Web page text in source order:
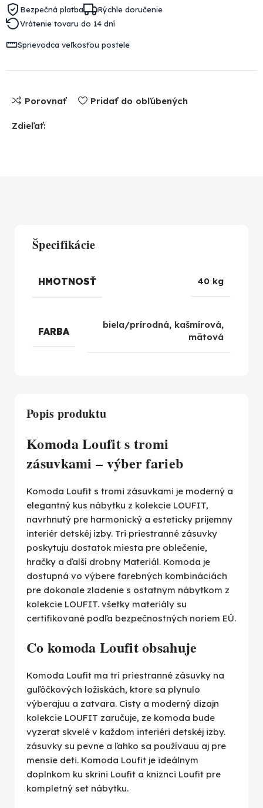
Bezpečná platba
Rýchle doručenie
Vrátenie tovaru do 14 dní
Sprievodca veľkosťou postele
Porovnať Pridať do obľúbených
Zdieľať:
Popis produktu
Komoda Loufit s tromi
zásuvkami – výber farieb
Komoda Loufit s tromi zásuvkami je moderný a
elegantný kus nábytku z kolekcie LOUFIT,
navrhnutý pre harmonický a esteticky prijemny
interiér detskéj izby. Tri priestranné zásuvky
poskytuju dostatok miesta pre oblečenie,
hračky a ďalší drobny Materiál. Komoda je
dostupná vo výbere farebných kombináciách
pre dokonale zladenie s ostatnym nábytkom z
kolekcie LOUFIT. všetky materiály su
certifikované podľa bezpečnostných noriem EÚ.
Co komoda Loufit obsahuje
Komoda Loufit ma tri priestranné zásuvky na
guľôčkových ložiskách, ktore sa plynulo
výberajuu a zatvara. Cisty a moderný dizajn
kolekcie LOUFIT zaručuje, ze komoda bude
vyzerat skvelé v každom interiéri detskéj izby.
zásuvky su pevne a ľahko sa používauu aj pre
mensie deti. Komoda Loufit je ideálnym
doplnkom ku skrini Loufit a kniznci Loufit pre
kompletný set nábytku.
Špecifikácie
HMOTNOSŤ 40 kg
FARBA
biela/prírodná, kašmírová,
mätová